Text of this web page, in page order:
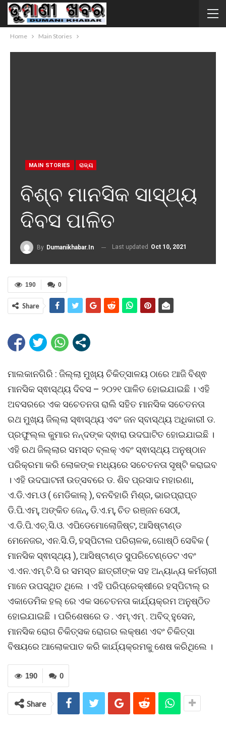
Home Main Stories
MAIN STORIES ରାଜ୍ୟ
ବିଶ୍ବ ମାନସିକ ସାସ୍ଥ୍ୟ
ଦିବସ ପାଳିତ
By Dumanikhabar.in Last updated Oct 10, 2021
0
190
Share
ମାଲକାନଗିରି : ଜିଲ୍ଲା ମୁଖ୍ୟ ଚିକିତ୍ସାଳୟ ଠାରେ ଆଜି ବିଶ୍ଵ
ମାନସିକ ସ୍ଵାସ୍ଥ୍ୟ ଦିବସ – ୨୦୨୧ ପାଳିତ ହୋଇଯାଇଛି । ଏହି
ଅବସରରେ ଏକ ସଚେତନତା ରାଲି ସହିତ ମାନସିକ ସଚେତନତା
ରଥ ମୁଖ୍ୟ ଜିଲ୍ଲା ସ୍ଵାସ୍ଥ୍ୟ ଏବଂ ଜନ ସ୍ବାସ୍ଥ୍ୟ ଅଧିକାରୀ ଡ.
ପ୍ରଫୁଲ୍ଲ କୁମାର ନନ୍ଦଙ୍କ ଦ୍ଵାରା ଉଦଘାଟିତ ହୋଇଯାଇଛି ।
ଏହି ରଥ ଜିଲ୍ଲାର ସମସ୍ତ ବ୍ଲକ୍ ଏବଂ ସ୍ଵାସ୍ଥ୍ୟ ଅନୁଷ୍ଠାନ
ପରିକ୍ରମା କରି ଲୋକଙ୍କ ମଧ୍ୟରେ ସଚେତନତା ସୃଷ୍ଟି କରାଇବ
। ଏହି ଉଦଘାଟନୀ ଉତ୍ସବରେ ଡ. ଶିବ ପ୍ରସାଦ ମହାରଣା,
ଏ.ଡି.ଏମ.ଓ ( ମେଡିକାଲ୍ ), ବନବିହାରି ମିଶ୍ର, ଭାରପ୍ରାପ୍ତ
ଡି.ପି.ଏମ୍, ଅଙ୍କିତ ଜେନ୍, ଡି.ଏ.ମ୍, ଚିତ ରଞ୍ଜନ ସେଠୀ,
ଏ.ଡି.ପି.ଏଚ୍.ସି.ଓ. ଏପିଡେମୋଲୋଜିଷ୍ଟ, ଆସିଷ୍ଟାଣ୍ଡ
ମେନେଜର, ଏନ.ସି.ଡି, ହସ୍ପିଟାଲ ପରିଚାଳକ, ଗୋଷ୍ଠି ସେବିକ (
ମାନସିକ ସ୍ଵାସ୍ଥ୍ୟ ), ଆସିଷ୍ଟାଣ୍ଡ ସୁପରିଟେଣ୍ଡେଟ ଏବଂ
ଏ.ଏନ.ଏମ୍.ଟି.ସି ର ସମସ୍ତ ଛାତ୍ରୀଙ୍କ ସହ ଅନ୍ୟାନ୍ୟ କର୍ମଚାରୀ
ମାନେ ଉପସ୍ଥିତ ଥିଲେ । ଏହି ପରିପ୍ରେକ୍ଷୀରେ ହସ୍ପିଟାଲ୍ ର
ଏକାଡେମିକ ହଲ୍ ରେ ଏକ ସଚେତନତା କାର୍ଯ୍ୟକ୍ରମ ଅନୁଷ୍ଠିତ
ହୋଇଯାଇଛି । ପରିଶେଷରେ ଡ . ଏମ୍.ଏମ୍ . ଅବିଦ୍ ହୁସେନ,
ମାନସିକ ରୋଗ ଚିକିତ୍ସକ ରୋଗର ଲକ୍ଷଣ ଏବଂ ଚିକିତ୍ସା
ବିଷୟରେ ଆଲୋକପାତ କରି କାର୍ଯ୍ୟକ୍ରମକୁ ଶେଷ କରିଥିଲେ ।
0
190
Share